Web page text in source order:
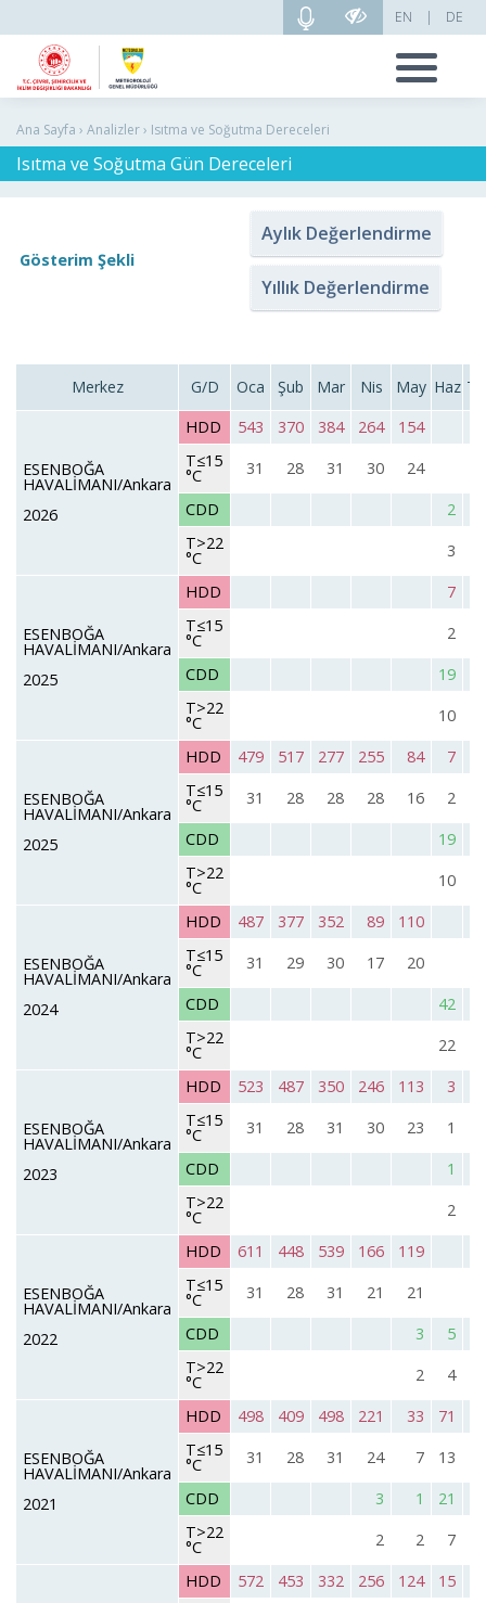
DE
|
EN
Ana Sayfa › Analizler › Isıtma ve Soğutma Dereceleri
Isıtma ve Soğutma Gün Dereceleri
Gösterim Şekli
Aylık Değerlendirme
Yıllık Değerlendirme
Merkez G/D Oca Şub Mar Nis May Haz
ESENBOĞA
HAVALİMANI/Ankara
2026
HDD 543 370 384 264
154
T≤15
°C 31 28 31 30
24
CDD
2
T>22
°C 3
ESENBOĞA
HAVALİMANI/Ankara
2025
HDD
7
T≤15
°C
2
CDD
19
T>22
°C 10
ESENBOĞA
HAVALİMANI/Ankara
2025
HDD 479 517 277 255 84
7
T≤15
°C 31 28 28 28 16
2
CDD
19
T>22
°C 10
ESENBOĞA
HAVALİMANI/Ankara
2024
HDD 487 377 352 89
110
T≤15
°C 31 29 30 17
20
CDD
42
T>22
°C 22
ESENBOĞA
HAVALİMANI/Ankara
2023
HDD 523 487 350 246 113
3
T≤15
°C 31 28 31 30 23
1
CDD
1
T>22
°C 2
ESENBOĞA
HAVALİMANI/Ankara
2022
HDD 611 448 539 166
119
T≤15
°C 31 28 31 21
21
CDD
3 5
T>22
°C 2 4
ESENBOĞA
HAVALİMANI/Ankara
2021
HDD 498 409 498 221 33
71
T≤15
°C 31 28 31 24 7
13
CDD
3 1 21
T>22
°C 2 2 7
HDD 572 453 332 256 124
15